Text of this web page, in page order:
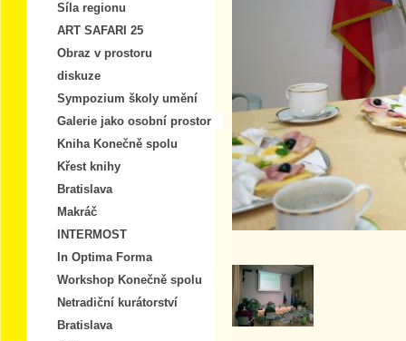
Síla regionu
ART SAFARI 25
Obraz v prostoru
diskuze
Sympozium školy umění
Galerie jako osobní prostor
Kniha Konečně spolu
Křest knihy
Bratislava
Makráč
INTERMOST
In Optima Forma
Workshop Konečně spolu
Netradiční kurátorství
Bratislava